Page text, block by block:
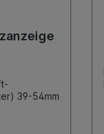
39-54mm